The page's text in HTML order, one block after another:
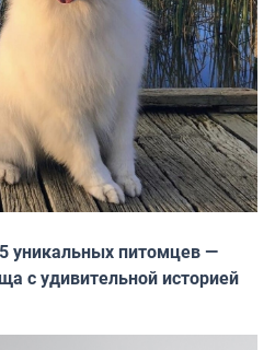
уникальных питомцев —
с удивительной историей